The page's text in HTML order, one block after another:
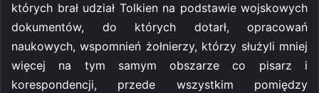
których brał udział Tolkien na podstawie wojskowych
dokumentów, do których dotarł, opracowań
naukowych, wspomnień żołnierzy, którzy służyli mniej
więcej na tym samym obszarze co pisarz i
korespondencji, przede wszystkim pomiędzy